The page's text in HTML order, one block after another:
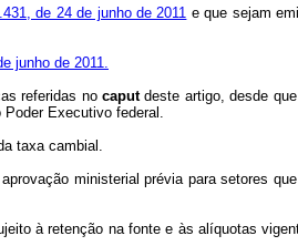
de 24 de junho de 2011 e que sejam
junho de 2011.
referidas nocaputdeste artigo, desde
Executivo federal.
taxa cambial.
ministerial prévia para setores
à retenção na fonte e às alíquotas